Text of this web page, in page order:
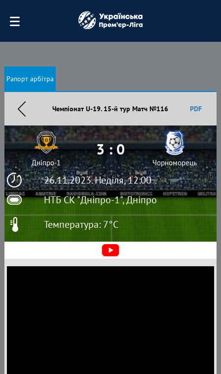
Рапорт арбітра
Чемпіонат U-19. 15-й тур Матч №116 PDF
26.11.2023. Неділя, 12:00
НТБ СК "Дніпро-1", Дніпро
Дніпро-1
3 : 0
Чорноморець
Температура: 7°C